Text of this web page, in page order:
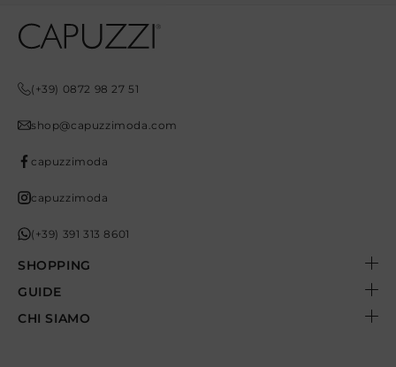
(+39) 0872 98 27 51
Opens In A New Tab
shop@capuzzimoda.com
Opens In A New Tab
capuzzimoda
Opens In A New Tab
capuzzimoda
Opens In A New Tab
(+39) 391 313 8601
Opens In A New Tab
SHOPPING
GUIDE
CHI SIAMO